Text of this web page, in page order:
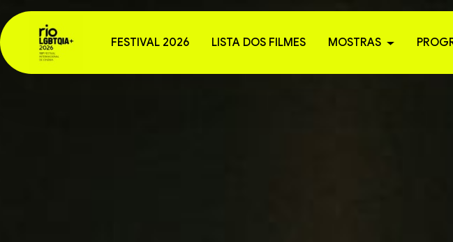
FESTIVAL 2026 LISTA DOS FILMES MOSTRAS